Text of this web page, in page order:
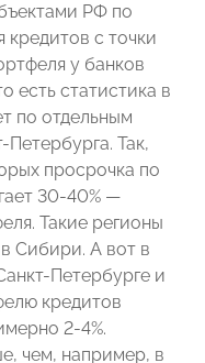
РФ по
с точки
у банков
есть статистика в
по отдельным
Так,
просрочка по
30-40% —
Такие регионы
Сибири. А вот в
Петербурге и
кредитов
2-4%.
чем, например, в